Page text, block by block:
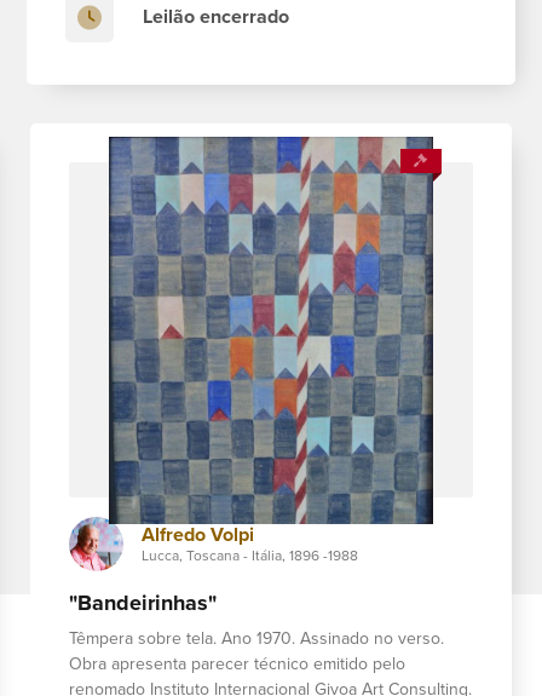
Leilão encerrado
Mira Schendel
Zurique, 1919 -1988
Sem título. Tinta óleo e folha ouro sobre tela.
Assinado C.I.D. (Ex coleção Jonas Prochownik).
Apresenta certificado de transferência de
propriedade do mesmo.